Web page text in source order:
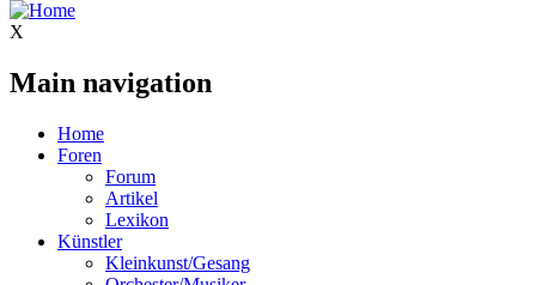
X
Main navigation
Home
Foren
Forum
Artikel
Lexikon
Künstler
Kleinkunst/Gesang